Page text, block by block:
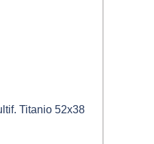
Titanio 52x38